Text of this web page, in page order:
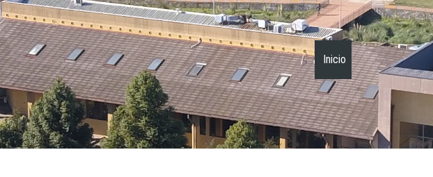
Inicio